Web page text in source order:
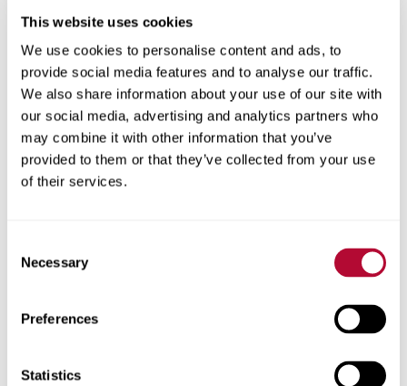
This website uses cookies
We use cookies to personalise content and ads, to
provide social media features and to analyse our traffic.
We also share information about your use of our site with
our social media, advertising and analytics partners who
may combine it with other information that you’ve
provided to them or that they’ve collected from your use
of their services.
Selection
Necessary
Preferences
Statistics
المدينة
هاتف